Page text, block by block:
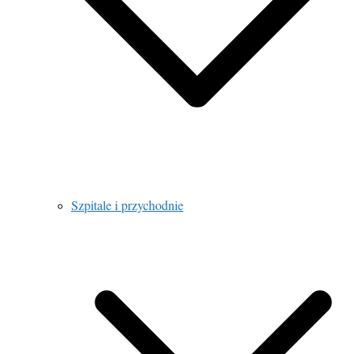
Szpitale i przychodnie